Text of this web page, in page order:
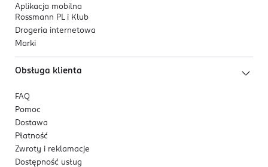
Aplikacja mobilna
Rossmann PL i Klub
Drogeria internetowa
Marki
Obsługa klienta
FAQ
Pomoc
Dostawa
Płatność
Zwroty i reklamacje
Dostępność usług